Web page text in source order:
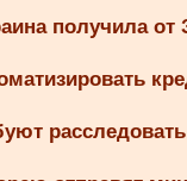
получила